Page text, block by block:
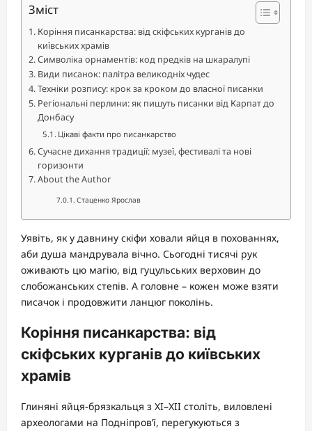
Зміст
Коріння писанкарства: від скіфських курганів до
київських храмів
Символіка орнаментів: код предків на шкаралупі
Види писанок: палітра великодніх чудес
Техніки розпису: крок за кроком до власної писанки
Регіональні перлини: як пишуть писанки від Карпат до
Донбасу
Цікаві факти про писанкарство
Сучасне дихання традиції: музеї, фестивалі та нові
горизонти
About the Author
Стаценко Ярослав
Уявіть, як у давнину скіфи ховали яйця в похованнях,
аби душа мандрувала вічно. Сьогодні тисячі рук
оживають цю магію, від гуцульських верховин до
слобожанських степів. А головне – кожен може взяти
писачок і продовжити ланцюг поколінь.
Коріння писанкарства: від
скіфських курганів до київських
храмів
Глиняні яйця-брязкальця з XI–XII століть, виловлені
археологами на Подніпров’ї, перегукуються з